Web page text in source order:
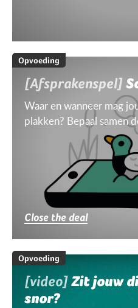
Opvoeding
[Afsprakenspel]
Waar en wanneer mag
plakken? Bepaal samen
Close the deal
Opvoeding
[video]Zit jouw
snor?